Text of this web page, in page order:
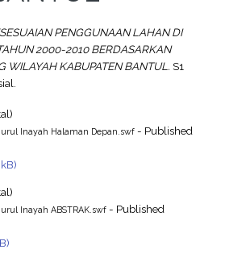
PENGGUNAAN LAHAN DI
2000-2010 BERDASARKAN
WILAYAH KABUPATEN BANTUL. S1
Inayah Halaman Depan.swf- Published
Inayah ABSTRAK.swf- Published